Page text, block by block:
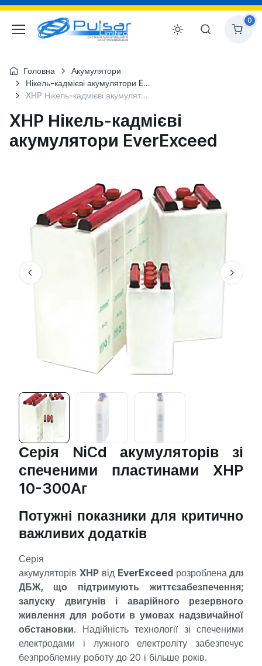
0
Головна
Акумулятори
Нікель-кадмієві акумулятори EverExceed
XHP Нікель-кадмієві акумулятори EverExceed
XHP Нікель-кадмієві
акумулятори EverExceed
Серія NiCd акумуляторів зі
спеченими пластинами XHP
10-300Aг
Потужні показники для критично
важливих додатків
Серія
акумуляторів XHP від EverExceed розроблена для
ДБЖ, що підтримують життєзабезпечення;
запуску двигунів і аварійного резервного
живлення для роботи в умовах надзвичайної
обстановки. Надійність технології зі спеченими
електродами і лужного електроліту забезпечує
безпроблемну роботу до 20 і більше років.